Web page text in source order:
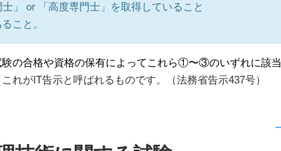
」 or 「高度専門士」を取得していること
こと。
の合格や資格の保有によってこれら①〜③のいずれに該当
これがIT告示と呼ばれるものです。（法務省告示437号）